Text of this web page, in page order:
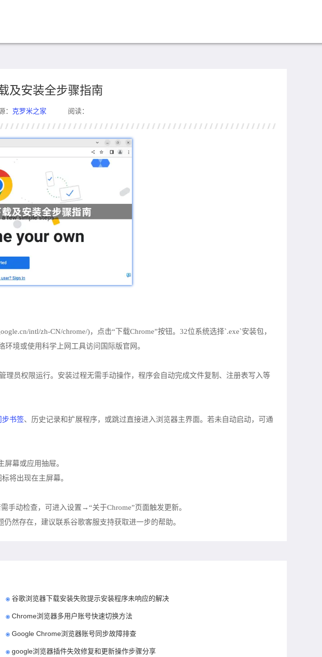
及安装全步骤指南
： 克罗米之家 阅读：
intl/zh-CN/chrome/)，点击“下载Chrome”按钮。32位系统选择`.exe`安装包，
境或使用科学上网工具访问国际版官网。
理员权限运行。安装过程无需手动操作，程序会自动完成文件复制、注册表写入等
步书签、历史记录和扩展程序，或跳过直接进入浏览器主界面。若未自动启动，可通
屏幕或应用抽屉。
将出现在主屏幕。
手动检查，可进入设置→“关于Chrome”页面触发更新。
然存在，建议联系谷歌客服支持获取进一步的帮助。
谷歌浏览器下载安装失败提示安装程序未响应的解决
Chrome浏览器多用户账号快速切换方法
Google Chrome浏览器账号同步故障排查
google浏览器插件失效修复和更新操作步骤分享